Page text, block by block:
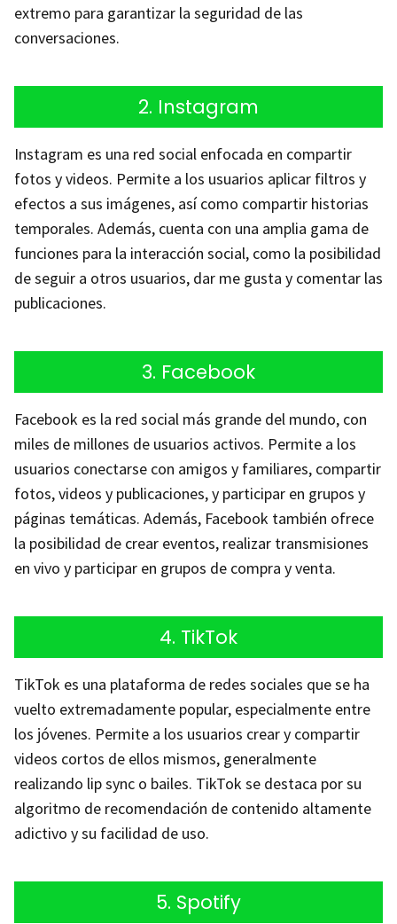
extremo para garantizar la seguridad de las
conversaciones.
2. Instagram
Instagram es una red social enfocada en compartir
fotos y videos. Permite a los usuarios aplicar filtros y
efectos a sus imágenes, así como compartir historias
temporales. Además, cuenta con una amplia gama de
funciones para la interacción social, como la posibilidad
de seguir a otros usuarios, dar me gusta y comentar las
publicaciones.
3. Facebook
Facebook es la red social más grande del mundo, con
miles de millones de usuarios activos. Permite a los
usuarios conectarse con amigos y familiares, compartir
fotos, videos y publicaciones, y participar en grupos y
páginas temáticas. Además, Facebook también ofrece
la posibilidad de crear eventos, realizar transmisiones
en vivo y participar en grupos de compra y venta.
4. TikTok
TikTok es una plataforma de redes sociales que se ha
vuelto extremadamente popular, especialmente entre
los jóvenes. Permite a los usuarios crear y compartir
videos cortos de ellos mismos, generalmente
realizando lip sync o bailes. TikTok se destaca por su
algoritmo de recomendación de contenido altamente
adictivo y su facilidad de uso.
5. Spotify